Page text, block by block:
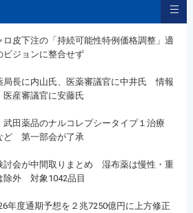
皮下注の「持続可能性特例価格調整」適
ジョンに整合せず
長に内山氏、医薬審議官に中井氏 情報
産審議官に安藤氏
田薬品のナルコレプシータイプ１治療
ど 第一部会が了承
討会が中間取りまとめ 湿布薬は慢性・重
除外 対象1042品目
年度通期予想を２兆7250億円に上方修正